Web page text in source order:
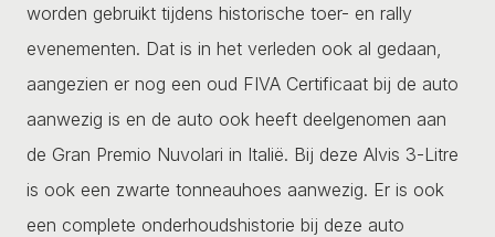
worden gebruikt tijdens historische toer- en rally
evenementen. Dat is in het verleden ook al gedaan,
aangezien er nog een oud FIVA Certificaat bij de auto
aanwezig is en de auto ook heeft deelgenomen aan
de Gran Premio Nuvolari in Italië. Bij deze Alvis 3-Litre
is ook een zwarte tonneauhoes aanwezig. Er is ook
een complete onderhoudshistorie bij deze auto